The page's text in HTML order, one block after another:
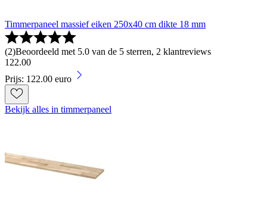
Timmerpaneel massief eiken 250x40 cm dikte 18 mm
(2)Beoordeeld met 5.0 van de 5 sterren, 2 klantreviews
122.00
Prijs: 122.00 euro
Bekijk alles in timmerpaneel